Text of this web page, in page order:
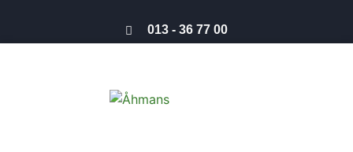
013 - 36 77 00